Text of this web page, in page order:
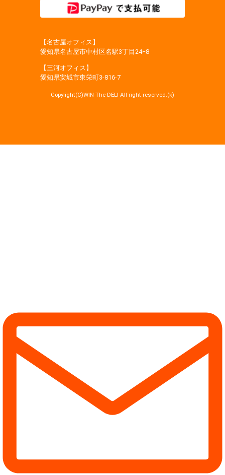
【名古屋オフィス】
愛知県名古屋市中村区名駅3丁目24−8
【三河オフィス】
愛知県安城市東栄町3‐816‐7
Copylight(C)WIN The DELI All right reserved.(k)